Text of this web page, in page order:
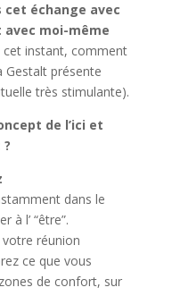
échange avec
avec moi-même
cet instant, comment
Gestalt présente
très stimulante).
de l’ici et
dans le
à l’ “être”.
réunion
ce que vous
de confort, sur